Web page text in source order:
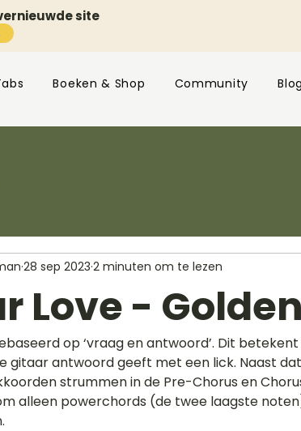
site
Boeken & Shop Community Blog
Love -
28 sep 2023 2 minuten om te lezen
op ‘vraag en antwoord’. Dit
gitaar antwoord geeft met een lick. Naast
strummen in de Pre-Chorus en
alleen powerchords (de twee laagste